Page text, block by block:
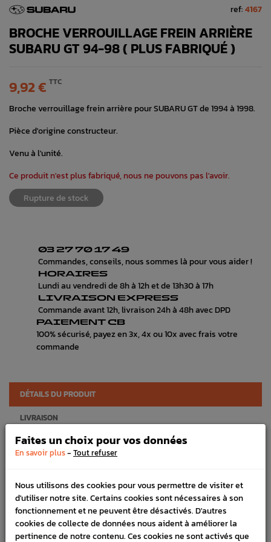
ref:4167
BROCHE VERROUILLAGE FREIN ARRIÈRE
SUBARU GT 94-98 ( PLUS FABRIQUÉ )
9,92 € TTC
Broche verrouillage frein arrière pour SUBARU GT de 1994 à 1998.
Pièce d'origine constructeur.
Venu à l'unité.
Ce produit n'est plus fabriqué, nous ne pouvons pas l'avoir.
Rupture de stock
03 27 70 17 49
Commandes, conseils, nous sommes là pour vous aider !
HORAIRES
Lundi au vendredi de 8h à 12h et de 13h30 à 17h
LIVRAISON EXPRESS
Commande avant 12h, livraison 24h à 48h avec DPD
PAIEMENT CB
100% sécurisé, payez en 3x, 4x ou 10x avec frais votre
commande
DÉTAILS DU PRODUIT
LIVRAISON
VÉHICULES COMPATIBLE
Marque :SUBARU
Référence :4167
FICHE TECHNIQUE
Faites un choix pour vos données
En savoir plus- Tout refuser
Nous utilisons des cookies pour vous permettre de visiter et
d'utiliser notre site. Certains cookies sont nécessaires à son
fonctionnement et ne peuvent être désactivés. D'autres
cookies de collecte de données nous aident à améliorer la
pertinence de notre contenu. Ces cookies ne sont activés que